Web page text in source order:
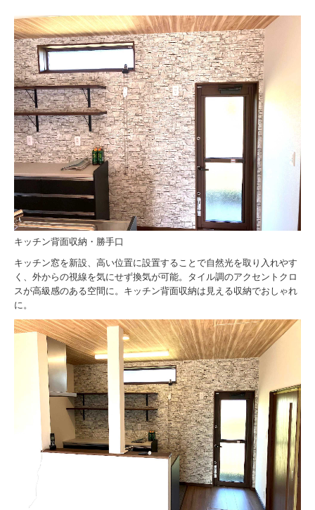
キッチン背面収納・勝手口
キッチン窓を新設、高い位置に設置することで自然光を取り入れやす
く、外からの視線を気にせず換気が可能。タイル調のアクセントクロ
スが高級感のある空間に。キッチン背面収納は見える収納でおしゃれ
に。